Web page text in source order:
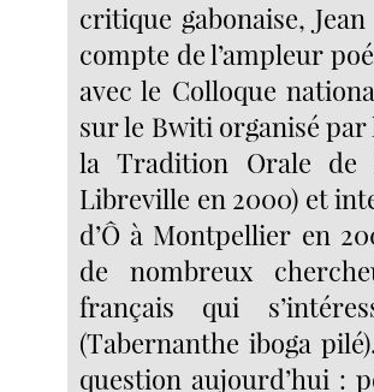
critique gabonaise,
compte de l’ampleur
avec le Colloque
sur le Bwiti organisé
la Tradition Orale de
Libreville en 2000) et
d’Ô à Montpellier en
de nombreux
français qui
(Tabernanthe iboga
question aujourd’hui :